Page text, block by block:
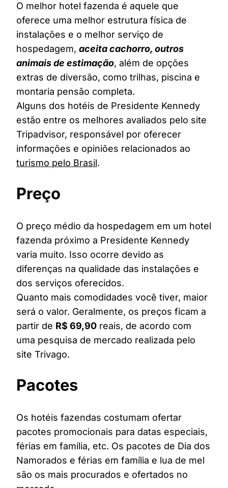
O melhor hotel fazenda é aquele que
oferece uma melhor estrutura física de
instalações e o melhor serviço de
hospedagem, aceita cachorro, outros
animais de estimação, além de opções
extras de diversão, como trilhas, piscina e
montaria pensão completa.
Alguns dos hotéis de Presidente Kennedy
estão entre os melhores avaliados pelo site
Tripadvisor, responsável por oferecer
informações e opiniões relacionados ao
turismo pelo Brasil.
Preço
O preço médio da hospedagem em um hotel
fazenda próximo a Presidente Kennedy
varia muito. Isso ocorre devido as
diferenças na qualidade das instalações e
dos serviços oferecidos.
Quanto mais comodidades você tiver, maior
será o valor. Geralmente, os preços ficam a
partir de R$ 69,90 reais, de acordo com
uma pesquisa de mercado realizada pelo
site Trivago.
Pacotes
Os hotéis fazendas costumam ofertar
pacotes promocionais para datas especiais,
férias em família, etc. Os pacotes de Dia dos
Namorados e férias em família e lua de mel
são os mais procurados e ofertados no